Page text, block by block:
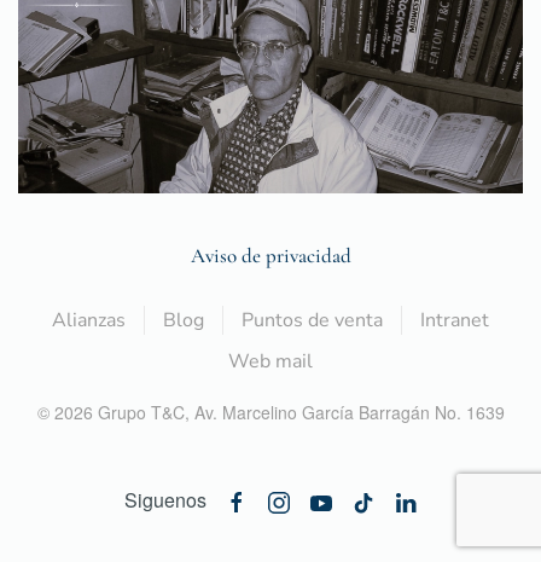
Aviso de privacidad
Alianzas Blog Puntos de venta
Intranet
Web mail
© 2026 Grupo T&C, Av. Marcelino García Barragán No. 1639
Siguenos